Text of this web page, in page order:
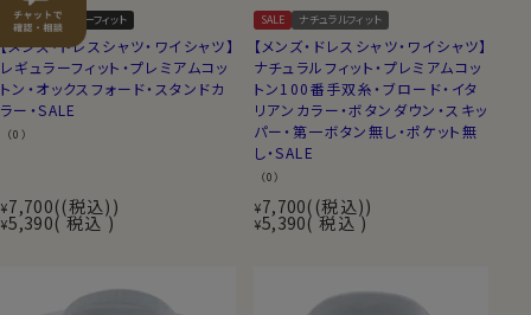
SALE レギュラーフィット
【メンズ・ドレスシャツ・ワイシャツ】
レギュラーフィット・プレミアムコッ
トン・オックスフォード・スタンドカ
ラー・SALE
（0）
¥7,700 (税込)
¥5,390 税込
SALE ナチュラルフィット
【メンズ・ドレスシャツ・ワイシャツ】
ナチュラルフィット・プレミアムコッ
トン100番手双糸・ブロード・イタ
リアンカラー・ボタンダウン・スキッ
パー・第一ボタン無し・ポケット無
し・SALE
（0）
¥7,700 (税込)
¥5,390 税込